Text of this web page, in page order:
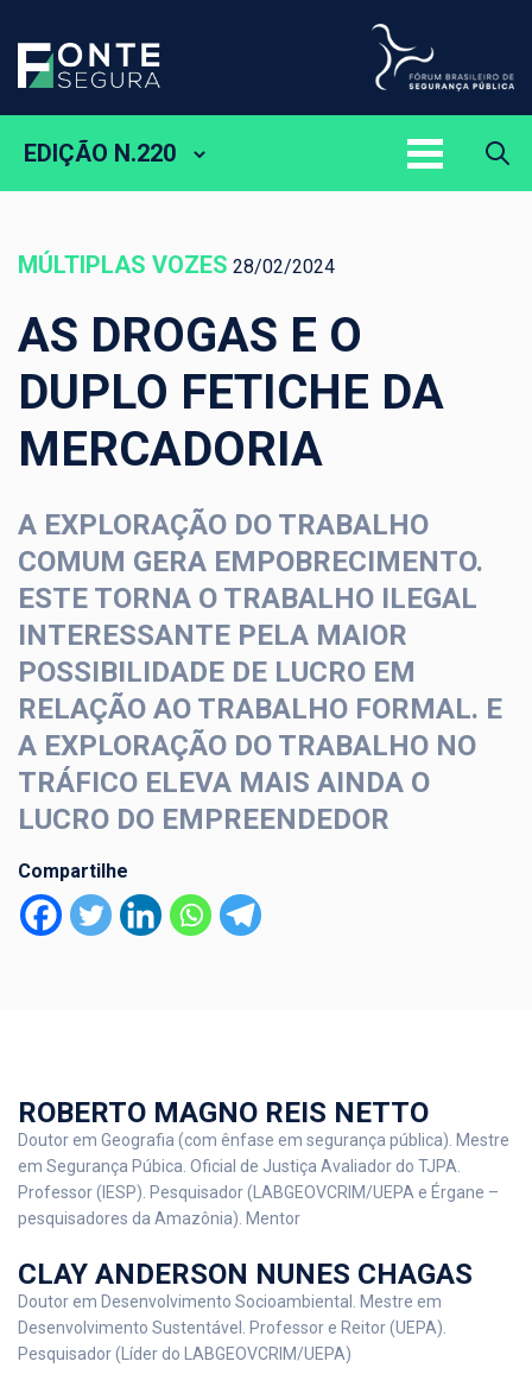
EDIÇÃO N.220
MÚLTIPLAS VOZES 28/02/2024
AS DROGAS E O
DUPLO FETICHE DA
MERCADORIA
A EXPLORAÇÃO DO TRABALHO
COMUM GERA EMPOBRECIMENTO.
ESTE TORNA O TRABALHO ILEGAL
INTERESSANTE PELA MAIOR
POSSIBILIDADE DE LUCRO EM
RELAÇÃO AO TRABALHO FORMAL. E
A EXPLORAÇÃO DO TRABALHO NO
TRÁFICO ELEVA MAIS AINDA O
LUCRO DO EMPREENDEDOR
Compartilhe
ROBERTO MAGNO REIS NETTO
Doutor em Geografia (com ênfase em segurança pública). Mestre
em Segurança Púbica. Oficial de Justiça Avaliador do TJPA.
Professor (IESP). Pesquisador (LABGEOVCRIM/UEPA e Érgane –
pesquisadores da Amazônia). Mentor
CLAY ANDERSON NUNES CHAGAS
Doutor em Desenvolvimento Socioambiental. Mestre em
Desenvolvimento Sustentável. Professor e Reitor (UEPA).
Pesquisador (Líder do LABGEOVCRIM/UEPA)